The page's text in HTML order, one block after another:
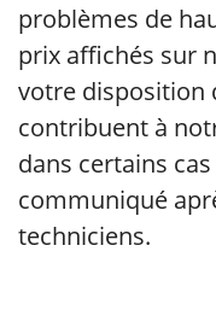
problèmes de
prix affichés sur
votre disposition
contribuent à
dans certains
communiqué
techniciens.